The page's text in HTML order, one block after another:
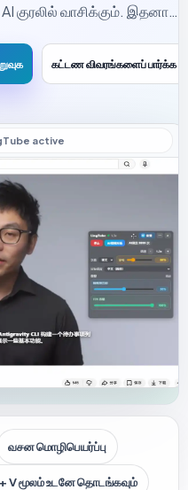
குரலில் வாசிக்கும். இதனால்
கட்டண விவரங்களைப் பார்க்க
active
வசன மொழிபெயர்ப்பு
V மூலம் உடனே தொடங்கவும்